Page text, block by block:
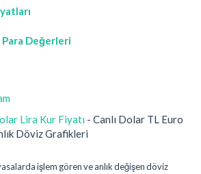
Değerleri
Lira Kur Fiyatı - Canlı Dolar TL Euro
Döviz Grafikleri
işlem gören ve anlık değişen döviz